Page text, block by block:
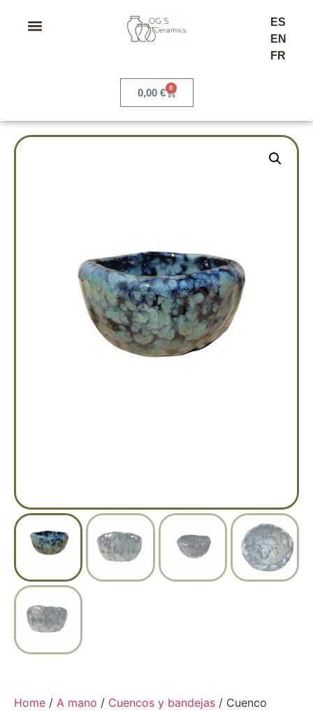
ES
EN
FR
0,00 € 0
Home / A mano / Cuencos y bandejas / Cuenco